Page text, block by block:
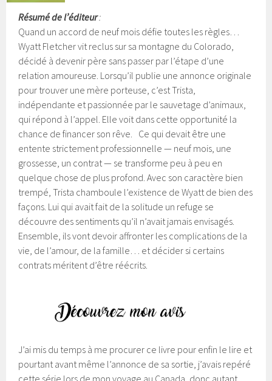
Résumé de l’éditeur:
Quand un accord de neuf mois défie toutes les règles…
Wyatt Fletcher vit reclus sur sa montagne du Colorado,
décidé à devenir père sans passer par l’étape d’une
relation amoureuse. Lorsqu’il publie une annonce originale
pour trouver une mère porteuse, c’est Trista,
indépendante et passionnée par le sauvetage d’animaux,
qui répond à l’appel. Elle voit dans cette opportunité la
chance de financer son rêve.
Ce qui devait être une
entente strictement professionnelle — neuf mois, une
grossesse, un contrat — se transforme peu à peu en
quelque chose de plus profond. Avec son caractère bien
trempé, Trista chamboule l’existence de Wyatt de bien des
façons. Lui qui avait fait de la solitude un refuge se
découvre des sentiments qu’il n’avait jamais envisagés.
Ensemble, ils vont devoir affronter les complications de la
vie, de l’amour, de la famille… et décider si certains
contrats méritent d’être réécrits.
J’ai mis du temps à me procurer ce livre pour enfin le lire et
pourtant avant même l’annonce de sa sortie, j’avais repéré